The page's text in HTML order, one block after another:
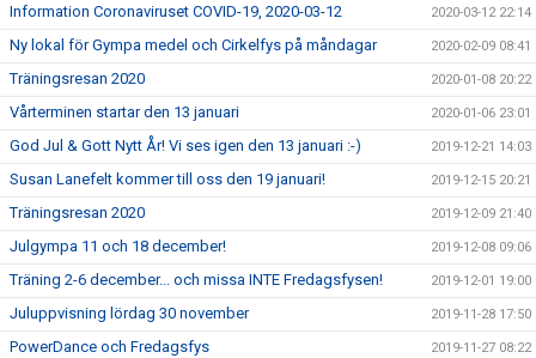
Information Coronaviruset COVID-19, 2020-03-12 2020-03-12 22:14
Ny lokal för Gympa medel och Cirkelfys på måndagar 2020-02-09 08:41
Träningsresan 2020 2020-01-08 20:22
Vårterminen startar den 13 januari 2020-01-06 23:01
God Jul & Gott Nytt År! Vi ses igen den 13 januari :-) 2019-12-21 14:03
Susan Lanefelt kommer till oss den 19 januari! 2019-12-15 20:21
Träningsresan 2020 2019-12-09 21:40
Julgympa 11 och 18 december! 2019-12-08 09:06
Träning 2-6 december... och missa INTE Fredagsfysen! 2019-12-01 19:00
Juluppvisning lördag 30 november 2019-11-28 17:50
PowerDance och Fredagsfys 2019-11-27 08:22